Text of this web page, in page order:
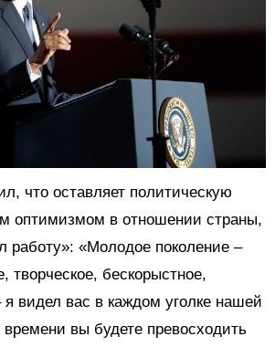
что оставляет политическую
оптимизмом в отношении страны,
работу»: «Молодое поколение –
творческое, бескорыстное,
я видел вас в каждом уголке нашей
вы будете превосходить